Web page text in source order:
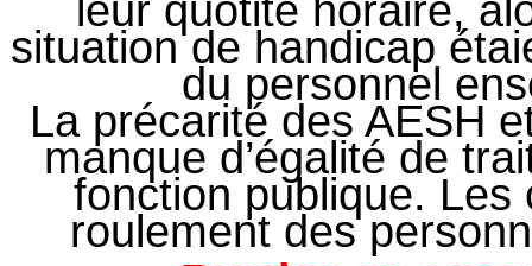
leur quotité horaire,
situation de handicap
du personnel
La précarité des AESH
manque d’égalité de
fonction publique. Les
roulement des